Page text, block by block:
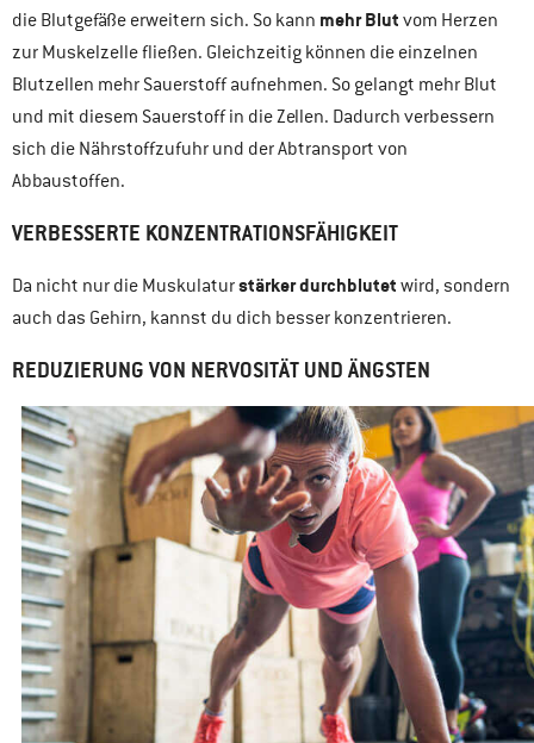
die Blutgefäße erweitern sich. So kann mehr Blut vom Herzen
zur Muskelzelle fließen. Gleichzeitig können die einzelnen
Blutzellen mehr Sauerstoff aufnehmen. So gelangt mehr Blut
und mit diesem Sauerstoff in die Zellen. Dadurch verbessern
sich die Nährstoffzufuhr und der Abtransport von
Abbaustoffen.
VERBESSERTE KONZENTRATIONSFÄHIGKEIT
Da nicht nur die Muskulaturstärker durchblutet wird, sondern
auch das Gehirn, kannst du dich besser konzentrieren.
REDUZIERUNG VON NERVOSITÄT UND ÄNGSTEN